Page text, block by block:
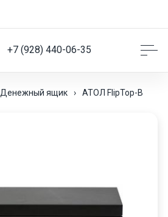
+7 (928) 440-06-35
Денежный ящик › АТОЛ FlipTop-B